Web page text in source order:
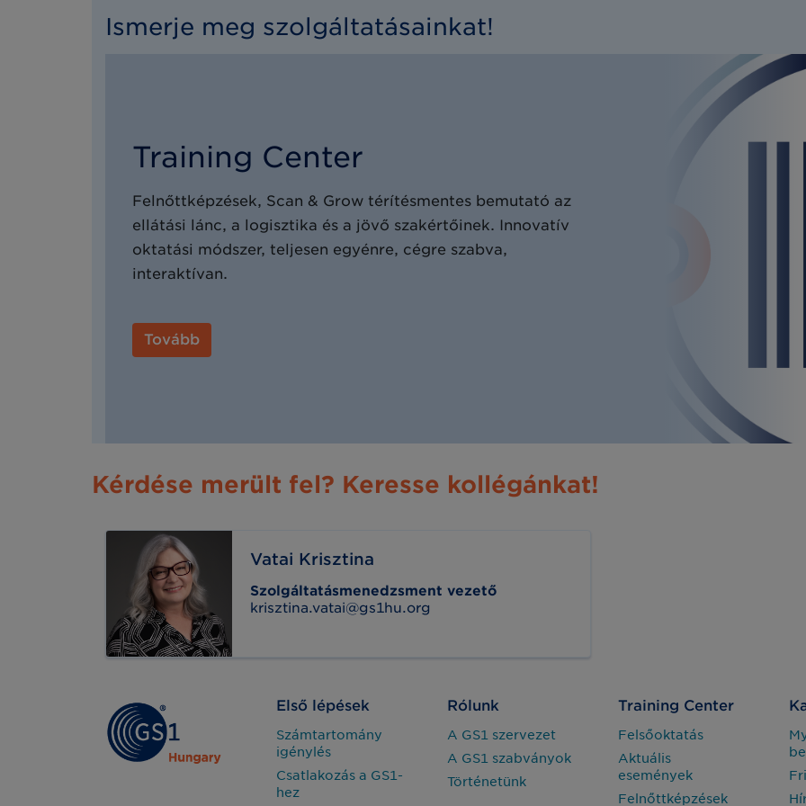
Ismerje meg szolgáltatásainkat!
Training Center
Felnőttképzések, Scan & Grow térítésmentes bemutató az
ellátási lánc, a logisztika és a jövő szakértőinek. Innovatív
oktatási módszer, teljesen egyénre, cégre szabva,
interaktívan.
Tovább
Kérdése merült fel? Keresse kollégánkat!
Vatai Krisztina
Szolgáltatásmenedzsment vezető
krisztina.vatai@gs1hu.org
Első lépések
Számtartomány
igénylés
Csatlakozás a GS1-
hez
Rólunk
A GS1 szervezet
A GS1 szabványok
Történetünk
Training Center
Felsőoktatás
Aktuális
események
Felnőttképzések